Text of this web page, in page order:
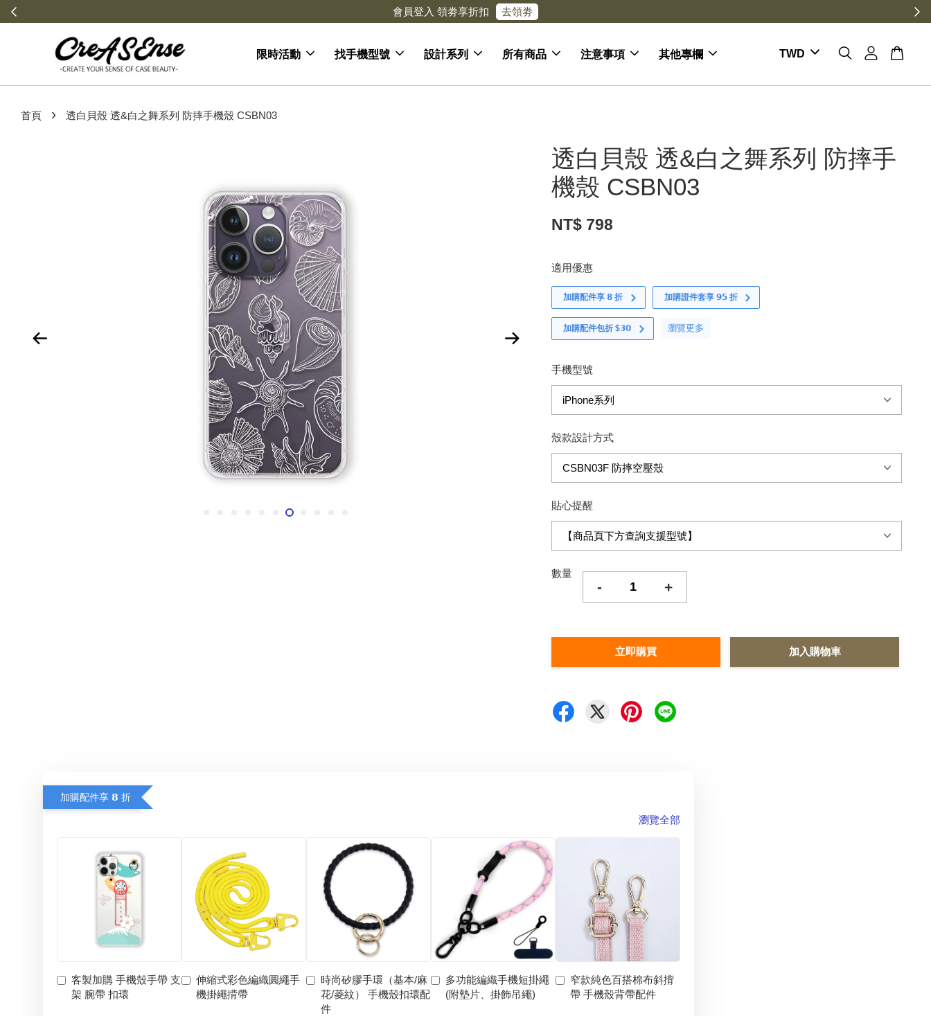
\\官網限定// 每消費 $１００ 可獲得 $１ 回饋金 每月１２號加碼１０倍送
限時活動 找手機型號 設計系列 所有商品 注意事項 其他專欄
首頁 › 透白貝殼 透&白之舞系列 防摔手機殼 CSBN03
透白貝殼 透&白之舞系列 防摔手
機殼 CSBN03
NT$ 798
適用優惠
加購配件享 𝟴 折 加購證件套享 𝟵𝟱 折
加購配件包折 $𝟯𝟬 瀏覽更多
手機型號
殼款設計方式
貼心提醒
數量
- +
立即購買 加入購物車
加購配件享 𝟴 折
瀏覽全部
客製加購 手機殼手帶 支
架 腕帶 扣環
伸縮式彩色編織圓繩手
機掛繩揹帶
時尚矽膠手環（基本/麻
花/菱紋） 手機殼扣環配
件
多功能編織手機短掛繩
(附墊片、掛飾吊繩)
窄款純色百搭棉布斜揹
帶 手機殼背帶配件